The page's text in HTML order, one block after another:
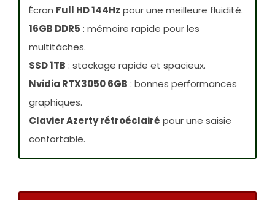
Écran Full HD 144Hz pour une meilleure fluidité.
16GB DDR5 : mémoire rapide pour les
multitâches.
SSD 1TB : stockage rapide et spacieux.
Nvidia RTX3050 6GB : bonnes performances
graphiques.
Clavier Azerty rétroéclairé pour une saisie
confortable.